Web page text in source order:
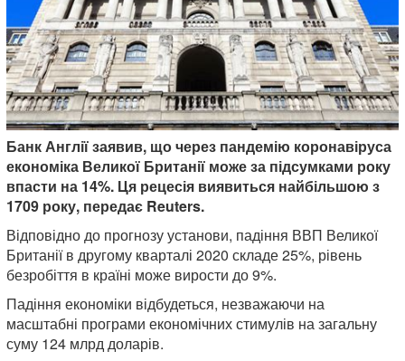
Банк Англії заявив, що через пандемію коронавіруса
економіка Великої Британії може за підсумками року
впасти на 14%. Ця рецесія виявиться найбільшою з
1709 року, передає Reuters.
Відповідно до прогнозу установи, падіння ВВП Великої
Британії в другому кварталі 2020 складе 25%, рівень
безробіття в країні може вирости до 9%.
Падіння економіки відбудеться, незважаючи на
масштабні програми економічних стимулів на загальну
суму 124 млрд доларів.